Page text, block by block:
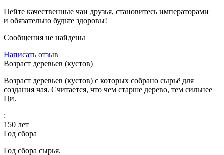
Пейте качественные чаи друзья, становитесь императорами
и обязательно будьте здоровы!
Сообщения не найдены
Написать отзыв
Возраст деревьев (кустов)
Возраст деревьев (кустов) с которых собрано сырьё для
создания чая. Считается, что чем старше дерево, тем сильнее
Ци.
:
150 лет
Год сбора
Год сбора сырья.